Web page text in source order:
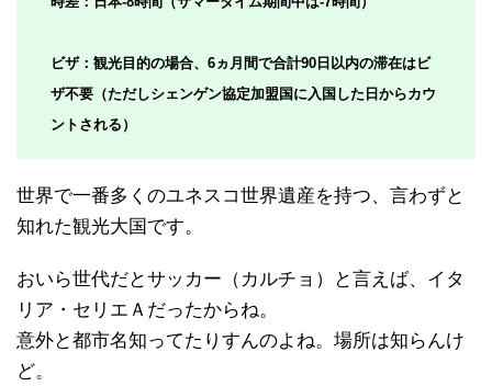
ビザ：観光目的の場合、6ヵ月間で合計90日以内の滞在はビ
ザ不要（ただしシェンゲン協定加盟国に入国した日からカウ
ントされる）
世界で一番多くのユネスコ世界遺産を持つ、言わずと
知れた観光大国です。
おいら世代だとサッカー（カルチョ）と言えば、イタ
リア・セリエＡだったからね。
意外と都市名知ってたりすんのよね。場所は知らんけ
ど。